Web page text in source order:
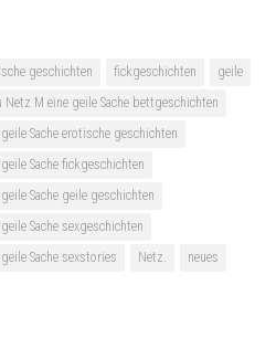
geschichten fickgeschichten
geile
Netz M eine geile Sache bettgeschichten
Sache erotische geschichten
Sache fickgeschichten
Sache geile geschichten
Sache sexgeschichten
Sache sexstories
Netz.
neues